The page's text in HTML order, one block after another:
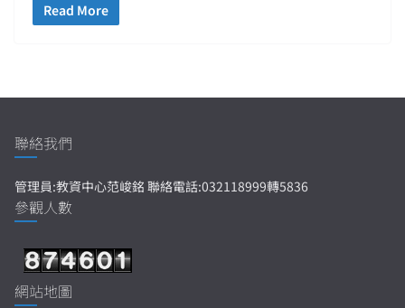
Read More
聯絡我們
管理員:教資中心范峻銘 聯絡電話:032118999轉5836
參觀人數
網站地圖